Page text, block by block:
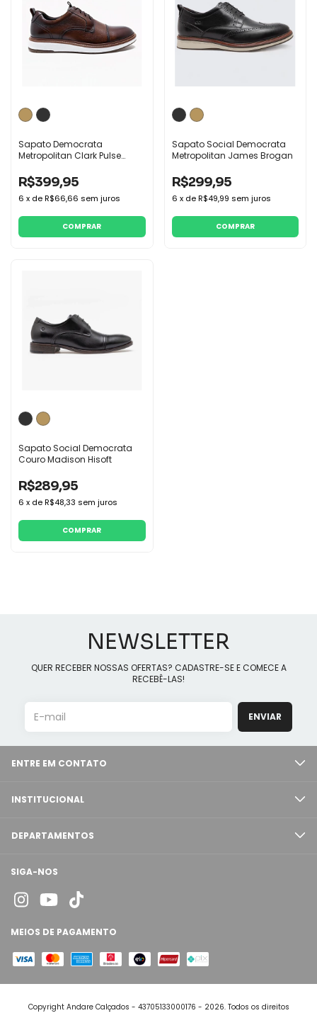
Sapato Democrata
Metropolitan Clark Pulse
R$399,95
6 x deR$66,66 sem juros
COMPRAR
Sapato Social Democrata
Metropolitan James Brogan
R$299,95
6 x deR$49,99 sem juros
COMPRAR
Sapato Social Democrata
Couro Madison Hisoft
R$289,95
6 x deR$48,33 sem juros
COMPRAR
NEWSLETTER
QUER RECEBER NOSSAS OFERTAS? CADASTRE-SE E COMECE A
RECEBÊ-LAS!
ENTRE EM CONTATO
INSTITUCIONAL
DEPARTAMENTOS
SIGA-NOS
MEIOS DE PAGAMENTO
Copyright Andare Calçados - 43705133000176 - 2026. Todos os direitos